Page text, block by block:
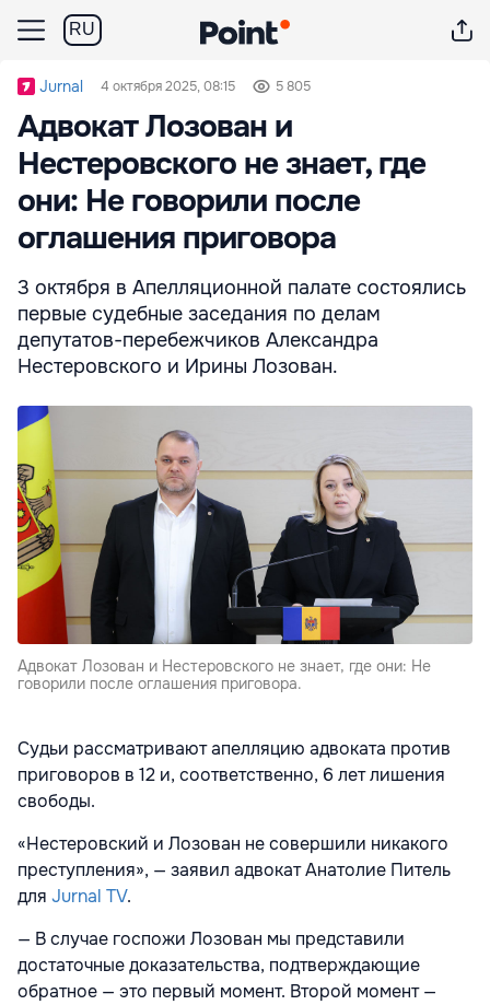
RU
Jurnal 4 октября 2025, 08:15 5 805
Адвокат Лозован и
Нестеровского не знает, где
они: Не говорили после
оглашения приговора
3 октября в Апелляционной палате состоялись
первые судебные заседания по делам
депутатов-перебежчиков Александра
Нестеровского и Ирины Лозован.
Адвокат Лозован и Нестеровского не знает, где они: Не
говорили после оглашения приговора.
Судьи рассматривают апелляцию адвоката против
приговоров в 12 и, соответственно, 6 лет лишения
свободы.
«Нестеровский и Лозован не совершили никакого
преступления», — заявил адвокат Анатолие Питель
для Jurnal TV.
— В случае госпожи Лозован мы представили
достаточные доказательства, подтверждающие
обратное — это первый момент. Второй момент —